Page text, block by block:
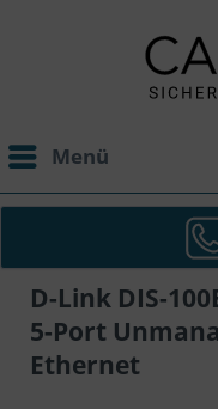
Menü
D-Link DIS-
5-Port
Ethernet